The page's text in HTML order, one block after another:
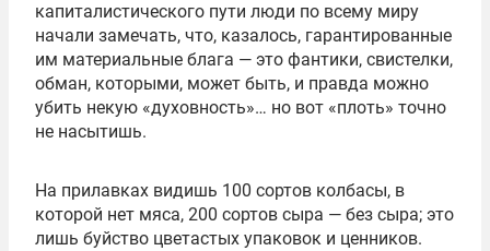
капиталистического пути люди по всему миру
начали замечать, что, казалось, гарантированные
им материальные блага — это фантики, свистелки,
обман, которыми, может быть, и правда можно
убить некую «духовность»… но вот «плоть» точно
не насытишь.
На прилавках видишь 100 сортов колбасы, в
которой нет мяса, 200 сортов сыра — без сыра; это
лишь буйство цветастых упаковок и ценников.